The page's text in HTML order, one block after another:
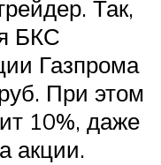
Так,
БКС
Газпрома
При этом
10%, даже
акции.